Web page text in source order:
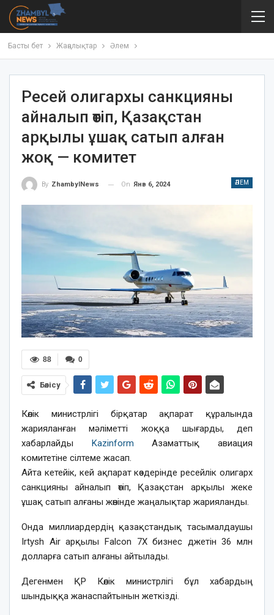
Басты бет Жаңалықтар Әлем
Ресей олигархы санкцияны
айналып өтіп, Қазақстан
арқылы ұшақ сатып алған
жоқ — комитет
ӘЛЕМ
By ZhambylNews On Янв 6, 2024
0
88
Бөлісу
Көлік министрлігі бірқатар ақпарат құралында
жарияланған мәліметті жоққа шығарды, деп
хабарлайды Kazinform Азаматтық авиация
комитетіне сілтеме жасап.
Айта кетейік, кей ақпарат көздерінде ресейлік олигарх
санкцияны айналып өтіп, Қазақстан арқылы жеке
ұшақ сатып алғаны жөнінде жаңалықтар жарияланды.
Онда миллиардердің қазақстандық тасымалдаушы
Irtysh Air арқылы Falcon 7X бизнес джетін 36 млн
долларға сатып алғаны айтылады.
Дегенмен ҚР Көлік министрлігі бұл хабардың
шындыққа жанаспайтынын жеткізді.